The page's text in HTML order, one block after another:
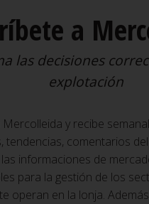
a
las decisiones
explotación
y recibe
tendencias, comentarios
informaciones de
para la gestión de los
operan en la lonja.